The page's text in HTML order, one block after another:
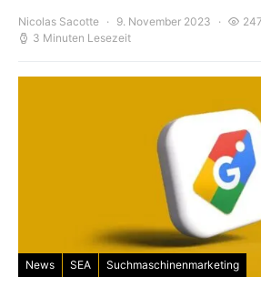
Nicolas Sacotte 9. November 2023
3 Minuten Lesezeit
News SEA Suchmaschinenmarketing